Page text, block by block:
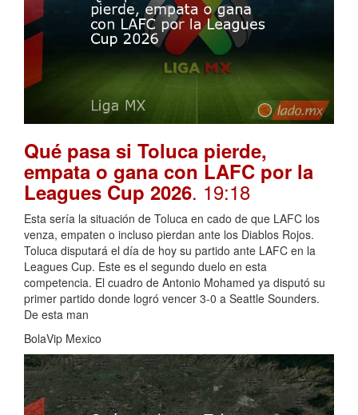
Qué pasa si Toluca pierde,
empata o gana con LAFC por la
Leagues Cup 2026. 19:18
Esta sería la situación de Toluca en cado de que LAFC los
venza, empaten o incluso pierdan ante los Diablos Rojos.
Toluca disputará el día de hoy su partido ante LAFC en la
Leagues Cup. Este es el segundo duelo en esta
competencia. El cuadro de Antonio Mohamed ya disputó su
primer partido donde logró vencer 3-0 a Seattle Sounders.
De esta man
BolaVip Mexico